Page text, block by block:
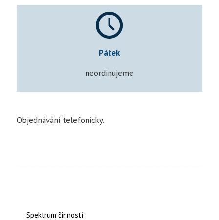
Pátek
neordinujeme
Objednávání telefonicky.
Spektrum činností